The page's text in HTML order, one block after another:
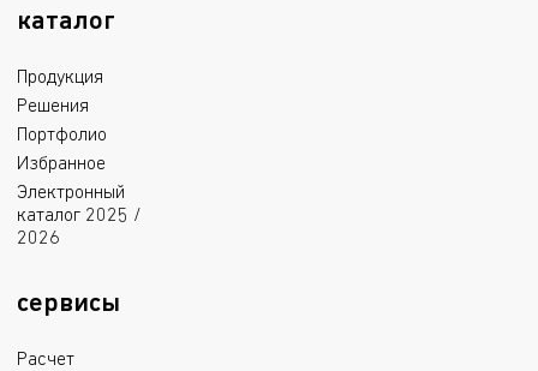
каталог
Продукция
Решения
Портфолио
Избранное
Электронный
каталог 2025 /
2026
сервисы
Расчет